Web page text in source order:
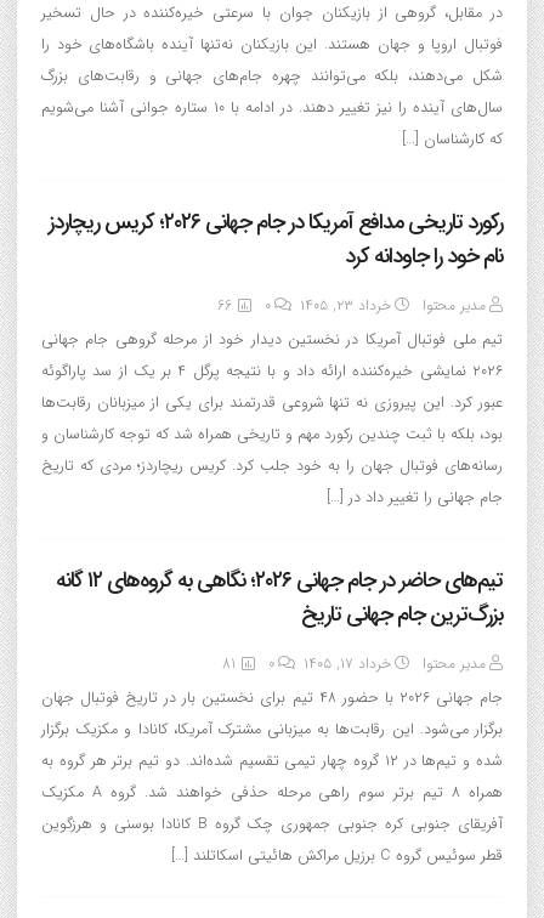
در مقابل، گروهی از بازیکنان جوان با سرعتی خیره‌کننده در حال تسخیر
فوتبال اروپا و جهان هستند. این بازیکنان نه‌تنها آینده باشگاه‌های خود را
شکل می‌دهند، بلکه می‌توانند چهره جام‌های جهانی و رقابت‌های بزرگ
سال‌های آینده را نیز تغییر دهند. در ادامه با ۱۰ ستاره جوانی آشنا می‌شویم
که کارشناسان […]
رکورد تاریخی مدافع آمریکا در جام جهانی ۲۰۲۶؛ کریس ریچاردز
نام خود را جاودانه کرد
مدیر محتوا خرداد ۲۳, ۱۴۰۵ 0
66
تیم ملی فوتبال آمریکا در نخستین دیدار خود از مرحله گروهی جام جهانی
۲۰۲۶ نمایشی خیره‌کننده ارائه داد و با نتیجه پرگل ۴ بر یک از سد پاراگوئه
عبور کرد. این پیروزی نه تنها شروعی قدرتمند برای یکی از میزبانان رقابت‌ها
بود، بلکه با ثبت چندین رکورد مهم و تاریخی همراه شد که توجه کارشناسان و
رسانه‌های فوتبال جهان را به خود جلب کرد. کریس ریچاردز؛ مردی که تاریخ
جام جهانی را تغییر داد در […]
تیم‌های حاضر در جام جهانی ۲۰۲۶؛ نگاهی به گروه‌های ۱۲ گانه
بزرگ‌ترین جام جهانی تاریخ
مدیر محتوا خرداد ۱۷, ۱۴۰۵ 0
81
جام جهانی ۲۰۲۶ با حضور ۴۸ تیم برای نخستین بار در تاریخ فوتبال جهان
برگزار می‌شود. این رقابت‌ها به میزبانی مشترک آمریکا، کانادا و مکزیک برگزار
شده و تیم‌ها در ۱۲ گروه چهار تیمی تقسیم شده‌اند. دو تیم برتر هر گروه به
همراه ۸ تیم برتر سوم راهی مرحله حذفی خواهند شد. گروه A مکزیک
آفریقای جنوبی کره جنوبی جمهوری چک گروه B کانادا بوسنی و هرزگوین
قطر سوئیس گروه C برزیل مراکش هائیتی اسکاتلند […]